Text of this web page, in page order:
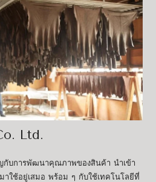
Ltd.
กับการพัฒนาคุณภาพของสินค้า นำเข้า
าใช้อยู่เสมอ พร้อม ๆ กับใช้เทคโนโลยีที่